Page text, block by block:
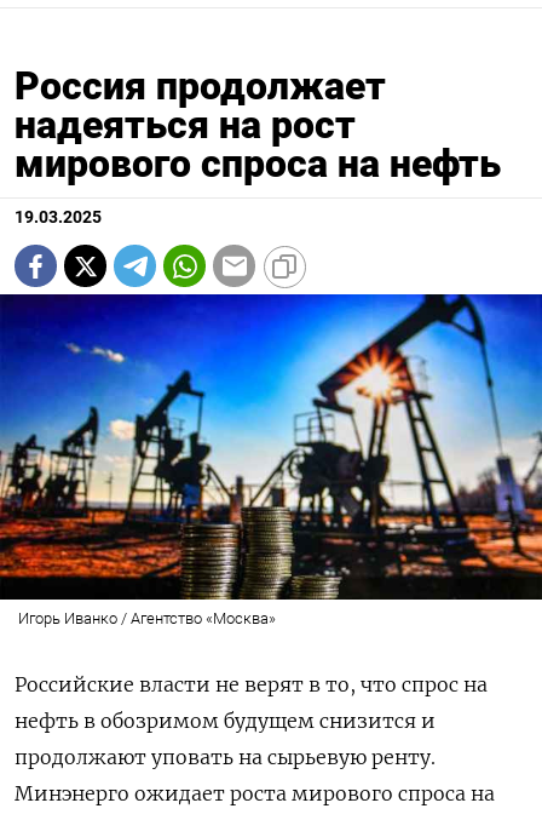
Россия продолжает
надеяться на рост
мирового спроса на нефть
19.03.2025
Игорь Иванко / Агентство «Москва»
Российские власти не верят в то, что спрос на
нефть в обозримом будущем снизится и
продолжают уповать на сырьевую ренту.
Минэнерго ожидает роста мирового спроса на